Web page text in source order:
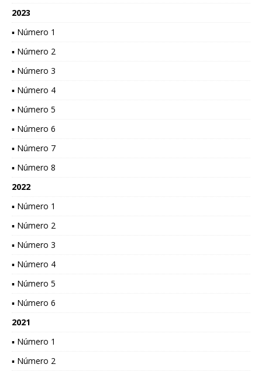
2023
▪ Número 1
▪ Número 2
▪ Número 3
▪ Número 4
▪ Número 5
▪ Número 6
▪ Número 7
▪ Número 8
2022
▪ Número 1
▪ Número 2
▪ Número 3
▪ Número 4
▪ Número 5
▪ Número 6
2021
▪ Número 1
▪ Número 2